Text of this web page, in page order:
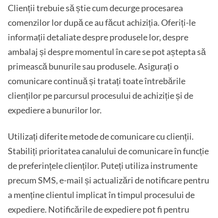
Clienții trebuie să știe cum decurge procesarea
comenzilor lor după ce au făcut achiziția. Oferiți-le
informații detaliate despre produsele lor, despre
ambalaj și despre momentul în care se pot aștepta să
primească bunurile sau produsele. Asigurați o
comunicare continuă și tratați toate întrebările
clienților pe parcursul procesului de achiziție și de
expediere a bunurilor lor.
Utilizați diferite metode de comunicare cu clienții.
Stabiliți prioritatea canalului de comunicare în funcție
de preferințele clienților. Puteți utiliza instrumente
precum SMS, e-mail și actualizări de notificare pentru
a menține clientul implicat în timpul procesului de
expediere. Notificările de expediere pot fi pentru